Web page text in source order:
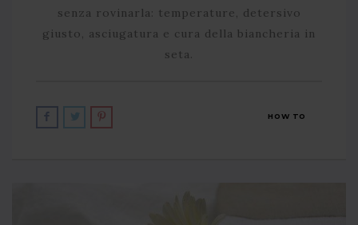
senza rovinarla: temperature, detersivo
giusto, asciugatura e cura della biancheria in
seta.
HOW TO